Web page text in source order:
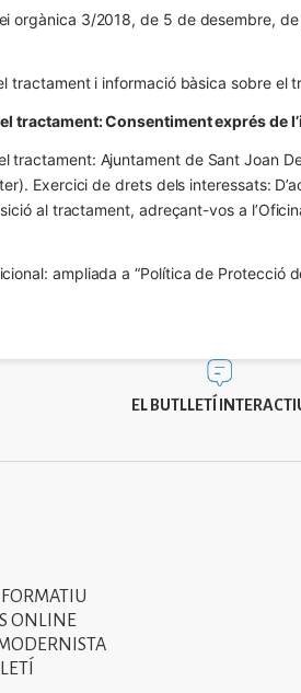
orgànica 3/2018, de 5 de desembre,
tractament i informació bàsica sobre el
tractament: Consentiment exprés de
tractament: Ajuntament de Sant Joan
Exercici de drets dels interessats:
al tractament, adreçant-vos a
ampliada a “Política de Protecció
EL BUTLLETÍ
ONLINE